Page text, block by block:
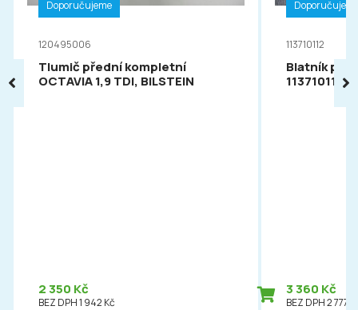
Doporučujeme
120495006
Tlumič přední kompletní
OCTAVIA 1,9 TDI, BILSTEIN
2 350 Kč
BEZ DPH 1 942 Kč
113710112
Blatník
113710112
3 360 Kč
BEZ DPH 2 777